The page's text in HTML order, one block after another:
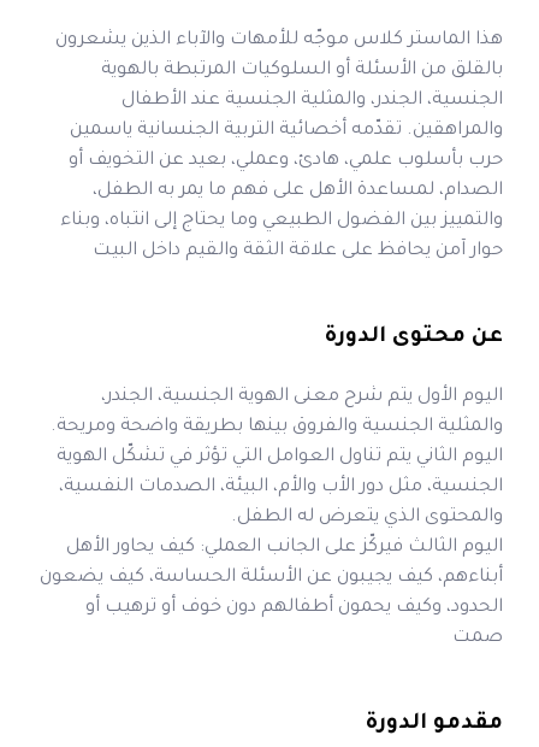
هذا الماستر كلاس موجّه للأمهات والآباء الذين يشعرون
بالقلق من الأسئلة أو السلوكيات المرتبطة بالهوية
الجنسية، الجندر، والمثلية الجنسية عند الأطفال
والمراهقين. تقدّمه أخصائية التربية الجنسانية ياسمين
حرب بأسلوب علمي، هادئ، وعملي، بعيد عن التخويف أو
الصدام، لمساعدة الأهل على فهم ما يمر به الطفل،
والتمييز بين الفضول الطبيعي وما يحتاج إلى انتباه، وبناء
حوار آمن يحافظ على علاقة الثقة والقيم داخل البيت
عن محتوى الدورة
اليوم الأول يتم شرح معنى الهوية الجنسية، الجندر،
والمثلية الجنسية والفروق بينها بطريقة واضحة ومريحة.
اليوم الثاني يتم تناول العوامل التي تؤثر في تشكّل الهوية
الجنسية، مثل دور الأب والأم، البيئة، الصدمات النفسية،
والمحتوى الذي يتعرض له الطفل.
اليوم الثالث فيركّز على الجانب العملي: كيف يحاور الأهل
أبناءهم، كيف يجيبون عن الأسئلة الحساسة، كيف يضعون
الحدود، وكيف يحمون أطفالهم دون خوف أو ترهيب أو
صمت
مقدمو الدورة